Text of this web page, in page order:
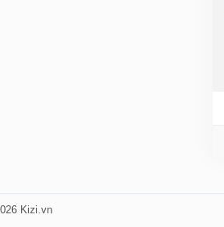
Kizi.vn